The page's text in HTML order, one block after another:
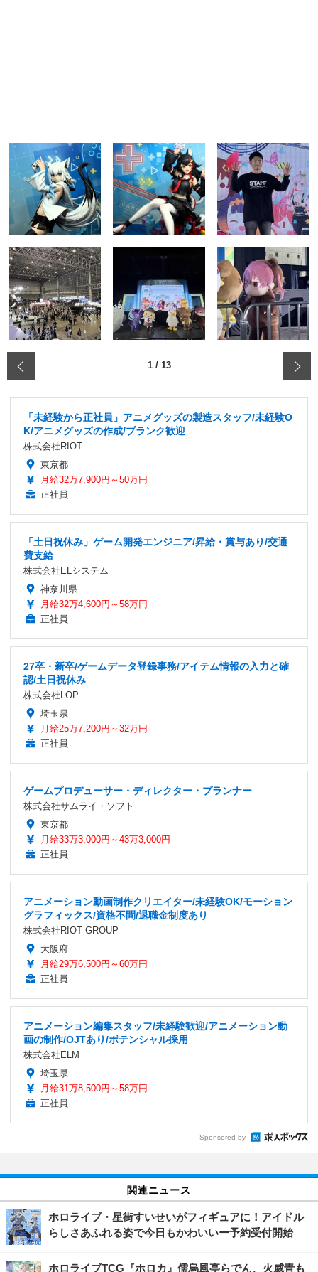
1/ 13
「未経験から正社員」アニメグッズの製造スタッフ/未経験O
K/アニメグッズの作成/ブランク歓迎
株式会社RIOT
東京都
月給32万7,900円～50万円
正社員
「土日祝休み」ゲーム開発エンジニア/昇給・賞与あり/交通
費支給
株式会社ELシステム
神奈川県
月給32万4,600円～58万円
正社員
27卒・新卒/ゲームデータ登録事務/アイテム情報の入力と確
認/土日祝休み
株式会社LOP
埼玉県
月給25万7,200円～32万円
正社員
ゲームプロデューサー・ディレクター・プランナー
株式会社サムライ・ソフト
東京都
月給33万3,000円～43万3,000円
正社員
アニメーション動画制作クリエイター/未経験OK/モーション
グラフィックス/資格不問/退職金制度あり
株式会社RIOT GROUP
大阪府
月給29万6,500円～60万円
正社員
アニメーション編集スタッフ/未経験歓迎/アニメーション動
画の制作/OJTあり/ポテンシャル採用
株式会社ELM
埼玉県
月給31万8,500円～58万円
正社員
Sponsored by
関連ニュース
ホロライブ・星街すいせいがフィギュアに！アイドル
らしさあふれる姿で今日もかわいいー予約受付開始
ホロライブTCG『ホロカ』儒烏風亭らでん、火威青も